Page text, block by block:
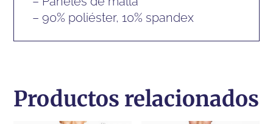
– 90% poliéster, 10% spandex
Productos relacionados